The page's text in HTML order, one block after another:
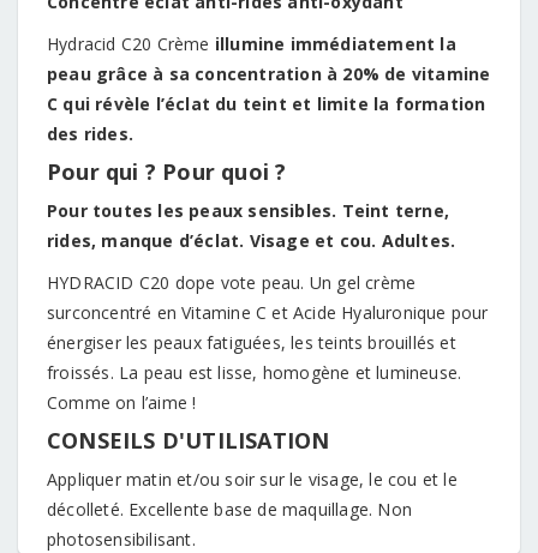
Hydracid C20 Crème illumine immédiatement la
peau grâce à sa concentration à 20% de vitamine
C qui révèle l’éclat du teint et limite la formation
des rides.
Pour qui ? Pour quoi ?
Pour toutes les peaux sensibles. Teint terne,
rides, manque d’éclat. Visage et cou. Adultes.
HYDRACID C20 dope vote peau. Un gel crème
surconcentré en Vitamine C et Acide Hyaluronique pour
énergiser les peaux fatiguées, les teints brouillés et
froissés. La peau est lisse, homogène et lumineuse.
Comme on l’aime !
CONSEILS D'UTILISATION
Appliquer matin et/ou soir sur le visage, le cou et le
décolleté. Excellente base de maquillage. Non
photosensibilisant.